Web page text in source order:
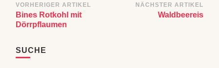
Beitragsnavigation
VORHERIGER ARTIKEL
Bines Rotkohl mit
Dörrpflaumen
NÄCHSTER ARTIKEL
Waldbeereis
SUCHE